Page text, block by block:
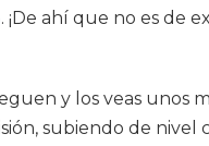
. ¡De ahí que no es de
y los veas unos
subiendo de